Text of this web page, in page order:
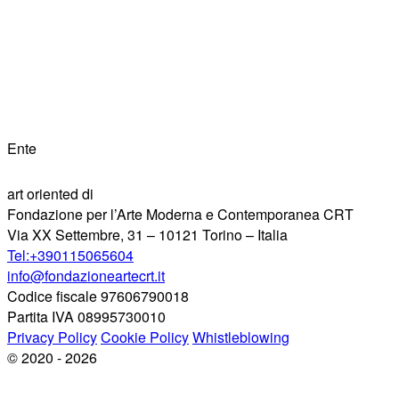
Ente
art oriented di
Fondazione per l’Arte Moderna e Contemporanea CRT
Via XX Settembre, 31 – 10121 Torino – Italia
Tel:+390115065604
info@fondazioneartecrt.it
Codice fiscale 97606790018
Partita IVA 08995730010
Privacy PolicyCookie PolicyWhistleblowing
© 2020 - 2026